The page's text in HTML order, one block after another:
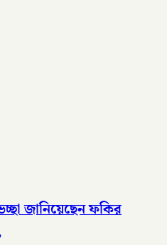
জানিয়েছেন ফকির